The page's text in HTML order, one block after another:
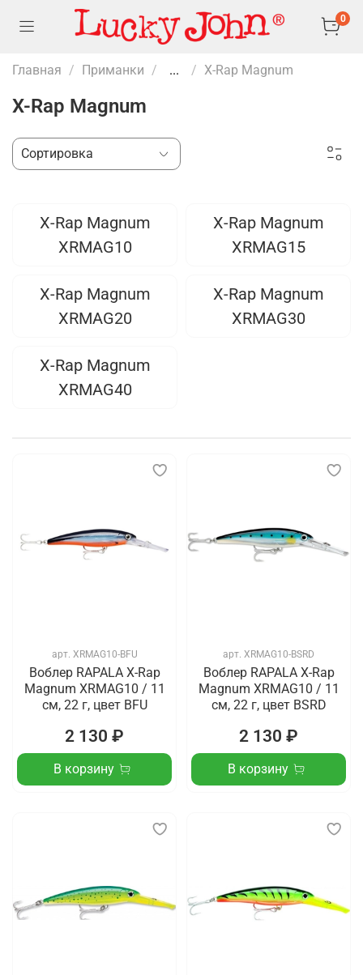
0
Главная Приманки ... X-Rap Magnum
X-Rap Magnum
X-Rap Magnum
XRMAG10
X-Rap Magnum
XRMAG15
X-Rap Magnum
XRMAG20
X-Rap Magnum
XRMAG30
X-Rap Magnum
XRMAG40
арт. XRMAG10-BFU
Воблер RAPALA X-Rap
Magnum XRMAG10 / 11
см, 22 г, цвет BFU
2 130 ₽
В корзину
арт. XRMAG10-BSRD
Воблер RAPALA X-Rap
Magnum XRMAG10 / 11
см, 22 г, цвет BSRD
2 130 ₽
В корзину